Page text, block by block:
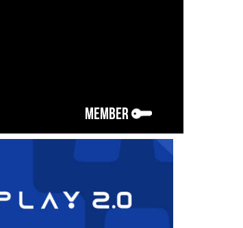
MEMBER